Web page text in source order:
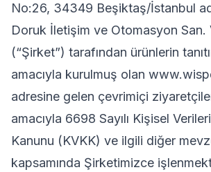
No:26, 34349 Beşiktaş/İstanbul
Doruk İletişim ve Otomasyon San.
(“Şirket”) tarafından ürünlerin
amacıyla kurulmuş olan
adresine gelen çevrimiçi
amacıyla 6698 Sayılı Kişisel
Kanunu (KVKK) ve ilgili diğer
kapsamında Şirketimizce